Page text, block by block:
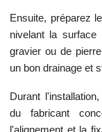
Ensuite, préparez
nivelant la
gravier ou de
un bon drainage et
Durant
du fabricant